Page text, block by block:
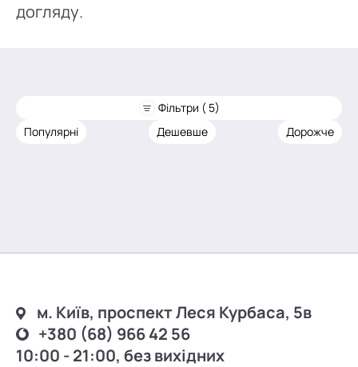
догляду.
Фільтри ( 5)
Популярні
Дешевше Дорожче
м. Київ, проспект Леся Курбаса, 5в
+380 (68) 966 42 56
10:00 - 21:00, без вихідних